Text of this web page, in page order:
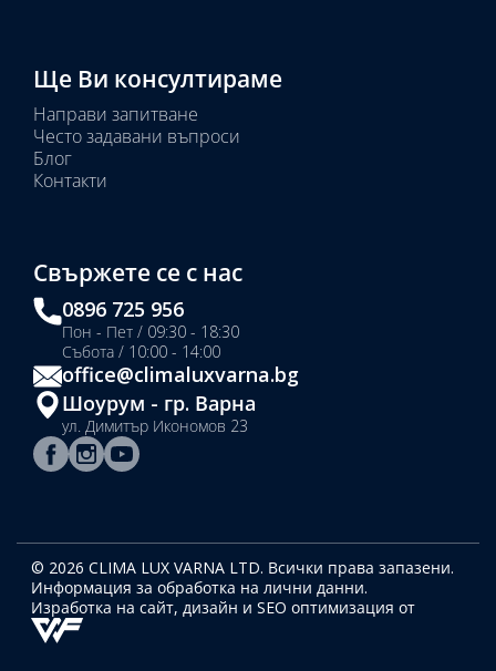
Ще Ви консултираме
Направи запитване
Често задавани въпроси
Блог
Контакти
Свържете се с нас
0896 725 956
Пон - Пет / 09:30 - 18:30
Събота / 10:00 - 14:00
office@climaluxvarna.bg
Шоурум - гр. Варна
ул. Димитър Икономов 23
© 2026 CLIMA LUX VARNA LTD. Всички права запазени.
Информация за обработка на лични данни.
Изработка на сайт, дизайн и SEO оптимизация от